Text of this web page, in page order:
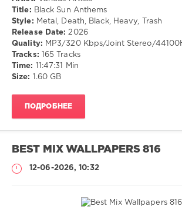
54
Metal,
Death,
Black,
Heavy ,
Trash
Title: Black Sun Anthems
Style: Metal, Death, Black, Heavy, Trash
Release Date: 2026
Quality: MP3/320 Kbps/Joint Stereo/
Tracks: 165 Tracks
Time:
11:47:31 Min
Size:
1.60 GB
ПОДРОБНЕЕ
BEST MIX WALLPAPERS 816
12-06-2026, 10:32